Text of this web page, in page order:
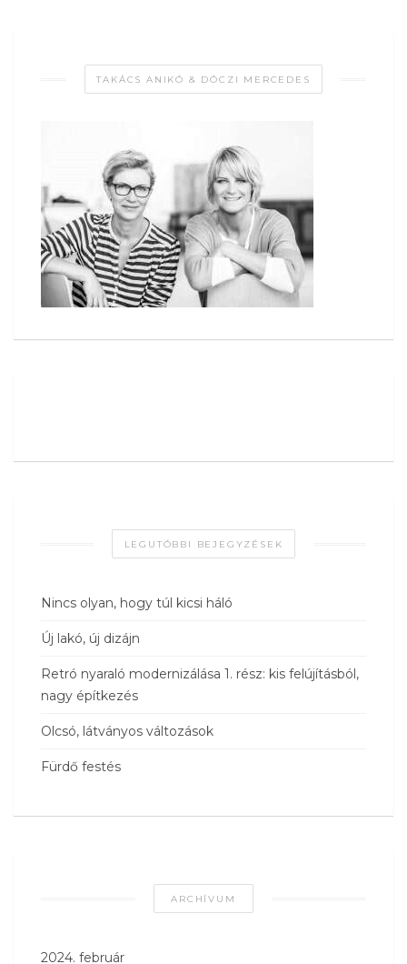
TAKÁCS ANIKÓ & DÓCZI MERCEDES
LEGUTÓBBI BEJEGYZÉSEK
Nincs olyan, hogy túl kicsi háló
Új lakó, új dizájn
Retró nyaraló modernizálása 1. rész: kis felújításból,
nagy építkezés
Olcsó, látványos változások
Fürdő festés
ARCHÍVUM
2024. február